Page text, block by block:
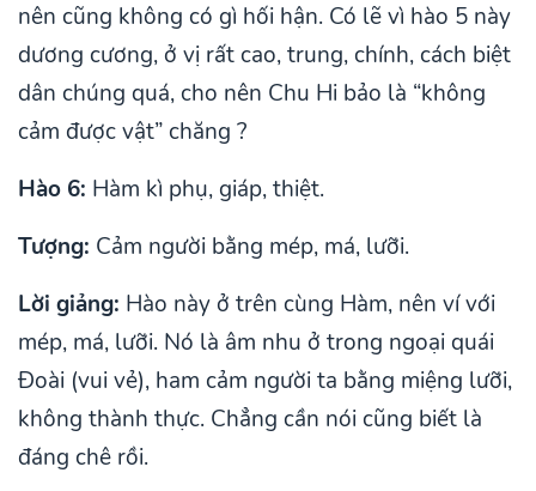
nên cũng không có gì hối hận. Có lẽ vì hào 5 này
dương cương, ở vị rất cao, trung, chính, cách biệt
dân chúng quá, cho nên Chu Hi bảo là “không
cảm được vật” chăng ?
Hào 6: Hàm kì phụ, giáp, thiệt.
Tượng: Cảm người bằng mép, má, lưỡi.
Lời giảng: Hào này ở trên cùng Hàm, nên ví với
mép, má, lưỡi. Nó là âm nhu ở trong ngoại quái
Đoài (vui vẻ), ham cảm người ta bằng miệng lưỡi,
không thành thực. Chẳng cần nói cũng biết là
đáng chê rồi.